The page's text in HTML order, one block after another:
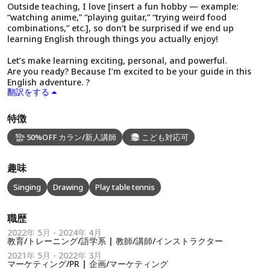
Outside teaching, I love [insert a fun hobby — example:
“watching anime,” “playing guitar,” “trying weird food
combinations,” etc.], so don’t be surprised if we end up
learning English through things you actually enjoy!
Let’s make learning exciting, personal, and powerful.
Are you ready? Because I’m excited to be your guide in this
English adventure. ?
翻訳をする
特徴
50%OFF カラン/新人講師 こども対応可
趣味
Singing Drawing Play table tennis
職歴
2022年 5月 - 2024年 4月
教育/トレーニング/語学系 | 教師/講師/インストラクター
2021年 5月 - 2022年 3月
マーケティング/PR | 企画/マーケティング